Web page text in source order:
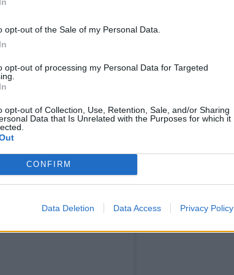
opt-out of the Sale of my Personal Data.
opt-out of processing my Personal Data for Targeted
opt-out of Collection, Use, Retention, Sale, and/or Sharing
Data that Is Unrelated with the Purposes for which it
CONFIRM
Data Deletion Data Access Privacy Policy
tunnettu miljardööri Joshua
He ovat pitäneet perhe-
nainen on jakanut
äitinä. Karlie Kloss on
uran tasapainottamisesta ja